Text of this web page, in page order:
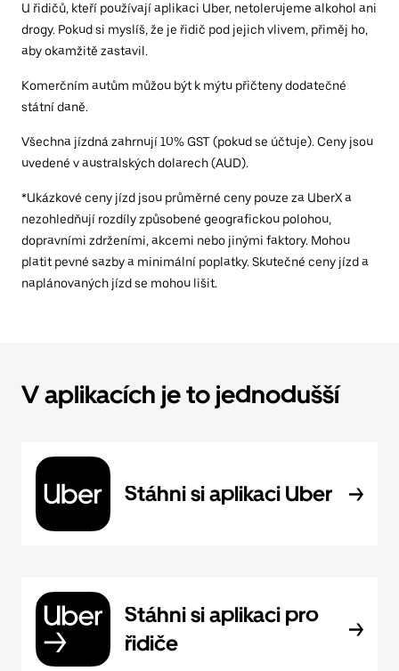
U řidičů, kteří používají aplikaci Uber, netolerujeme alkohol ani
drogy. Pokud si myslíš, že je řidič pod jejich vlivem, přiměj ho,
aby okamžitě zastavil.
Komerčním autům můžou být k mýtu přičteny dodatečné
státní daně.
Všechna jízdná zahrnují 10% GST (pokud se účtuje). Ceny jsou
uvedené v australských dolarech (AUD).
*Ukázkové ceny jízd jsou průměrné ceny pouze za UberX a
nezohledňují rozdíly způsobené geografickou polohou,
dopravními zdrženími, akcemi nebo jinými faktory. Mohou
platit pevné sazby a minimální poplatky. Skutečné ceny jízd a
naplánovaných jízd se mohou lišit.
V aplikacích je to jednodušší
Stáhni si aplikaci Uber
Stáhni si aplikaci pro
řidiče